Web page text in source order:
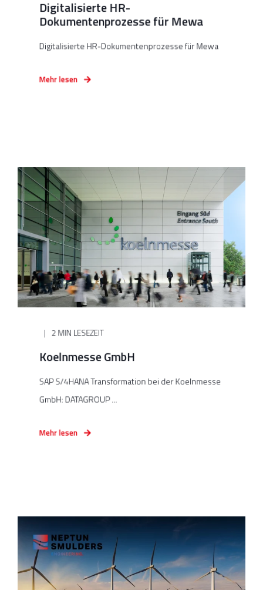
Digitalisierte HR-
Dokumentenprozesse für Mewa
Digitalisierte HR-Dokumentenprozesse für Mewa
Mehr lesen
2 MIN LESEZEIT
Koelnmesse GmbH
SAP S/4HANA Transformation bei der Koelnmesse
GmbH: DATAGROUP ...
Mehr lesen